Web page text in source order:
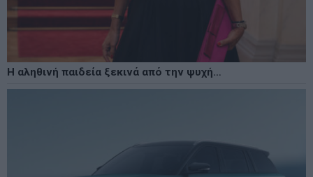
Η αληθινή παιδεία ξεκινά από την ψυχή…